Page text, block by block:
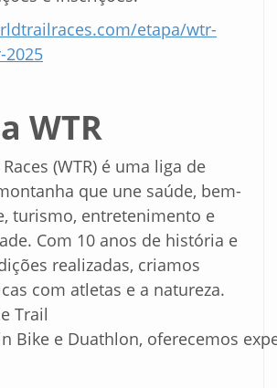
etapa/wtr-
2025
a WTR
(WTR) é uma liga de
que une saúde, bem-
turismo, entretenimento e
Com 10 anos de história e
realizadas, criamos
com atletas e a natureza.
Trail
Bike e Duathlon, oferecemos